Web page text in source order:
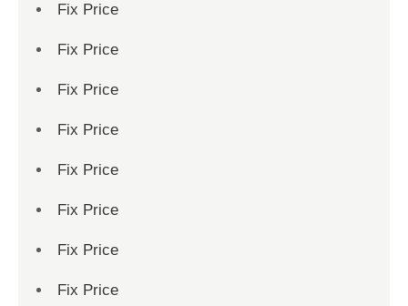
Fix Price
Fix Price
Fix Price
Fix Price
Fix Price
Fix Price
Fix Price
Fix Price